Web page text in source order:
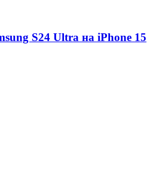
S24 Ultra на iPhone 15